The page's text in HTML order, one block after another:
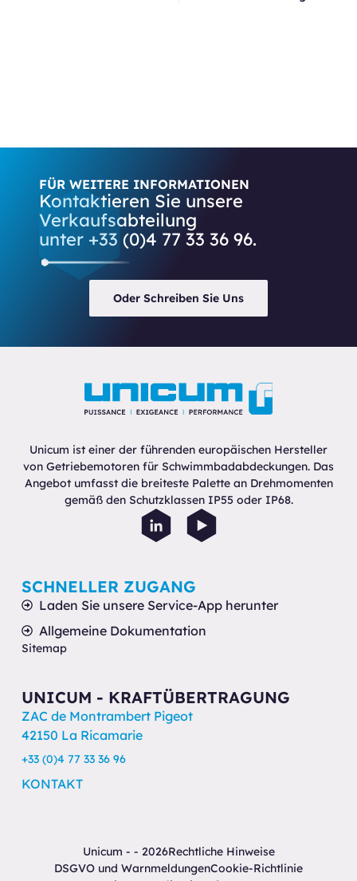
FÜR WEITERE INFORMATIONEN
Kontaktieren Sie unsere
Verkaufsabteilung
unter +33 (0)4 77 33 36 96.
Oder Schreiben Sie Uns
Unicum ist einer der führenden europäischen Hersteller
von Getriebemotoren für Schwimmbadabdeckungen. Das
Angebot umfasst die breiteste Palette an Drehmomenten
gemäß den Schutzklassen IP55 oder IP68.
UNICUM - KRAFTÜBERTRAGUNG
ZAC de Montrambert Pigeot
42150 La Ricamarie
+33 (0)4 77 33 36 96
KONTAKT
SCHNELLER ZUGANG
Laden Sie unsere Service-App herunter
Allgemeine Dokumentation
Sitemap
Unicum - - 2026Rechtliche Hinweise
DSGVO und WarnmeldungenCookie-Richtlinie